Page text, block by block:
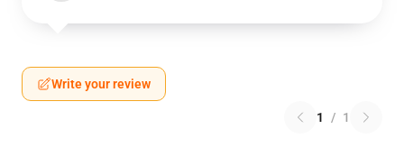
Write your review
1 / 1